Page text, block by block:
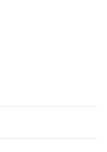
и лёгких